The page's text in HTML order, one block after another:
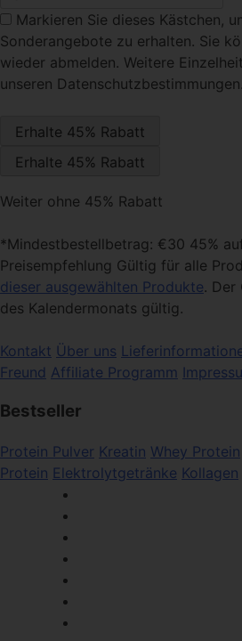
Markieren Sie dieses Kästchen ,
Sonderangebote zu erhalten. Sie
wieder abmelden. Weitere
unseren Datenschutzbestimmungen.
Weiter ohne 45% Rabatt
*Mindestbestellbetrag: €30 45%
Preisempfehlung Gültig für alle
dieser ausgewählten Produkte. Der
des Kalendermonats gültig.
Kontakt Über uns
Freund Affiliate Programm
Bestseller
Protein Pulver Kreatin Whey Protein
Protein Elektrolytgetränke Kollagen